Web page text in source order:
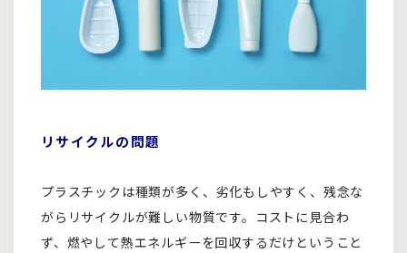
リサイクルの問題
プラスチックは種類が多く、劣化もしやすく、残念な
がらリサイクルが難しい物質です。コストに見合わ
ず、燃やして熱エネルギーを回収するだけということ